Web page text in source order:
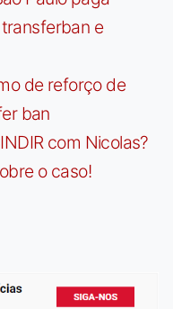
e
de reforço de
ban
com Nicolas?
o caso!